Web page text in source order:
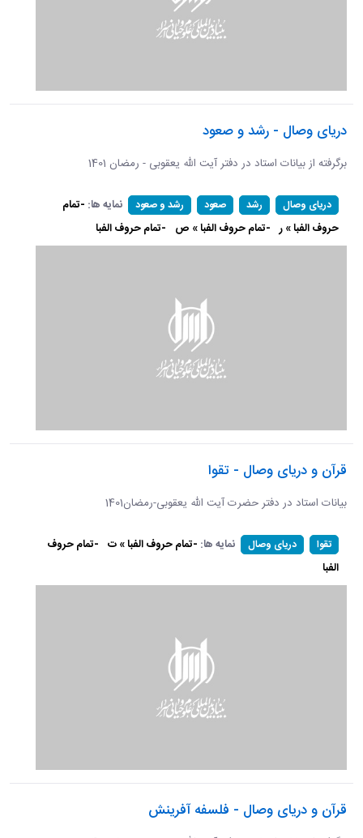
دریای وصال - رشد و صعود
برگرفته از بیانات استاد در دفتر آیت الله یعقوبی - رمضان 1401
دریای وصال رشد صعود رشد و صعود نمایه ها: -تمام
حروف الفبا » ر -تمام حروف الفبا » ص -تمام حروف الفبا
قرآن و دریای وصال - تقوا
بیانات استاد در دفتر حضرت آیت الله یعقوبی-رمضان1401
تقوا دریای وصال نمایه ها: -تمام حروف الفبا » ت -تمام حروف
الفبا
قرآن و دریای وصال - فلسفه آفرینش